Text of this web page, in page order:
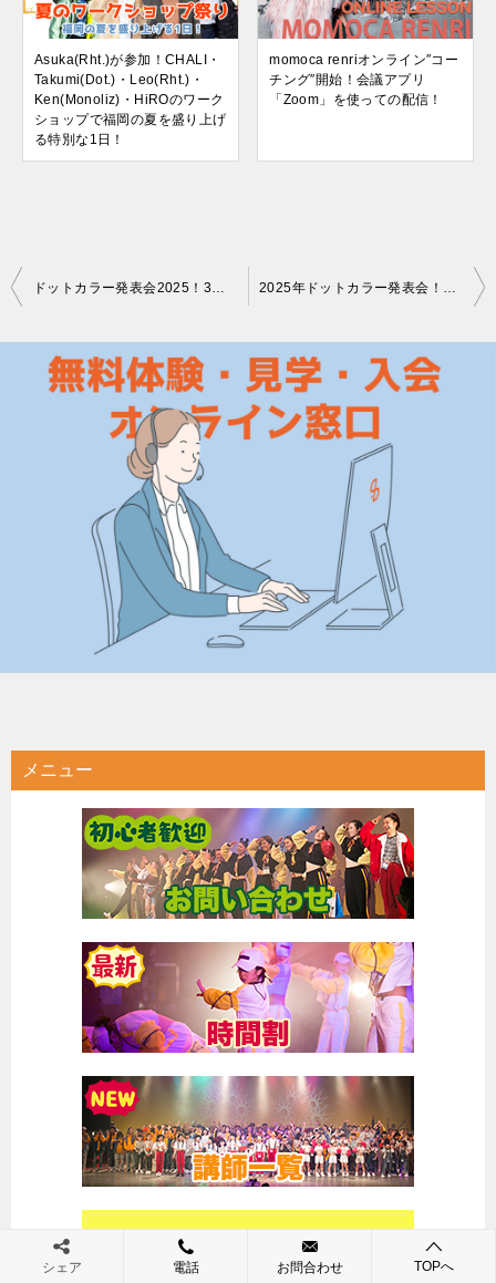
Asuka(Rht.)が参加！CHALI・
Takumi(Dot.)・Leo(Rht.)・
Ken(Monoliz)・HiROのワーク
ショップで福岡の夏を盛り上げ
る特別な1日！
momoca renriオンライン″コー
チング″開始！会議アプリ
「Zoom」を使っての配信！
投
ドットカラー発表会2025！3月22(土)・23(日) in キャナルシティ劇場！福岡でダンスを心から楽しめる1日に！ 2025年ドットカラー発表会！CHALI先生ナンバーで福岡で最高の舞台へ挑戦しよう！
メニュー
シェア 電話 お問合わせ TOPへ